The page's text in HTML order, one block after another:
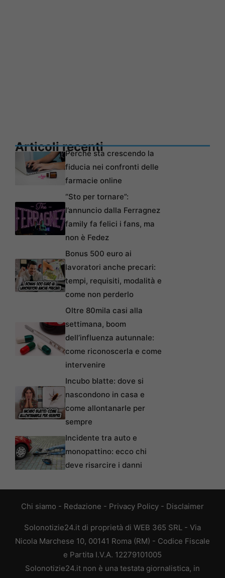
Articoli recentiPerché sta crescendo la
fiducia nei confronti delle
farmacie online
“Sto per tornare”:
l’annuncio dalla Ferragnez
family fa felici i fans, ma
non è Fedez
Bonus 500 euro ai
lavoratori anche precari:
tempi, requisiti, modalità e
come non perderlo
Oltre 80mila casi alla
settimana, boom
dell’influenza autunnale:
come riconoscerla e come
intervenire
Incubo blatte: dove si
nascondono in casa e
come allontanarle per
sempre
Incidente tra auto e
monopattino: ecco chi
deve risarcire i danni
Chi siamo - Redazione - Privacy Policy - Disclaimer
Solonotizie24.it di proprietà di WEB 365 SRL - Via
Nicola Marchese 10, 00141 Roma (RM) - Codice Fiscale
e Partita I.V.A. 12279101005
Solonotizie24.it non è una testata giornalistica, in